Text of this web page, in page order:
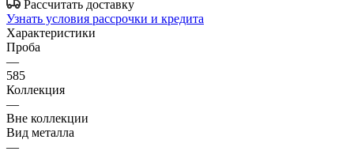
Рассчитать доставку
Узнать условия рассрочки и кредита
Характеристики
Проба
—
585
Коллекция
—
Вне коллекции
Вид металла
—